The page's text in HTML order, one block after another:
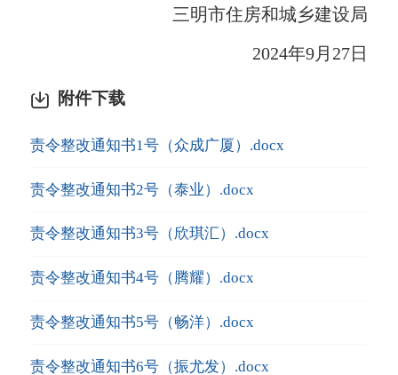
三明市住房和城乡建设局
2024年9月27日
附件下载
责令整改通知书1号（众成广厦）.docx
责令整改通知书2号（泰业）.docx
责令整改通知书3号（欣琪汇）.docx
责令整改通知书4号（腾耀）.docx
责令整改通知书5号（畅洋）.docx
责令整改通知书6号（振尤发）.docx